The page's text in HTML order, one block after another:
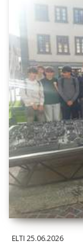
ELTI 25.06.2026